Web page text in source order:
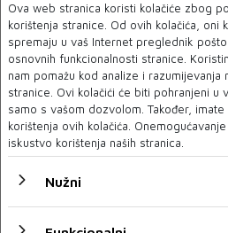
UTAKMICA KOJA JE UVIJEK “SMETNJA”
Nogometni savez ponovno
Utakmica Superkupa Bosne i
30 SRP 2026
Ova web stranica koristi kolačiće zbog
korištenja stranice. Od ovih kolačića, oni
spremaju u vaš Internet preglednik
osnovnih funkcionalnosti stranice.
nam pomažu kod analize i razumijevanja
stranice. Ovi kolačići će biti pohranjeni u
samo s vašom dozvolom. Također,
korištenja ovih kolačića.
iskustvo korištenja naših stranica.
Nužni